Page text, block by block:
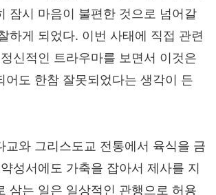
잠시 마음이 불편한 것으로 넘어갈
하게 되었다. 이번 사태에 직접 관련
신적인 트라우마를 보면서 이것은
어도 한참 잘못되었다는 생각이 든
교와 그리스도교 전통에서 육식을 금
성서에도 가축을 잡아서 제사를 지
삼는 일은 일상적인 관행으로 허용